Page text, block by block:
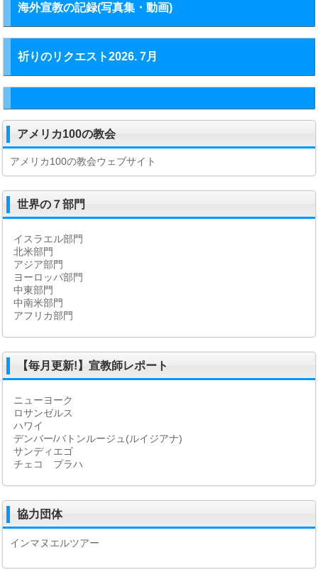
海外宣教の記録(写真集・動画)
祈りのリクエスト2026. 7月
アメリカ100の教会
アメリカ100の教会ウェブサイト
世界の７部門
イスラエル部門
北米部門
アジア部門
ヨーロッパ部門
中東部門
中南米部門
アフリカ部門
【毎月更新!】宣教師レポート
ニューヨーク
ロサンゼルス
ハワイ
デンバー/バトンルージュ(ルイジアナ)
サンディエゴ
チェコ プラハ
協力団体
インマヌエルツアー